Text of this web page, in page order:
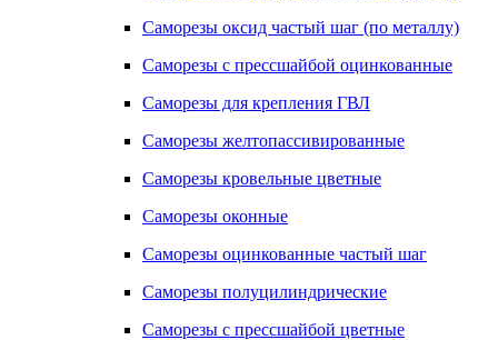
Саморезы оксид частый шаг (по металлу)
Саморезы с прессшайбой оцинкованные
Саморезы для крепления ГВЛ
Саморезы желтопассивированные
Саморезы кровельные цветные
Саморезы оконные
Саморезы оцинкованные частый шаг
Саморезы полуцилиндрические
Саморезы с прессшайбой цветные